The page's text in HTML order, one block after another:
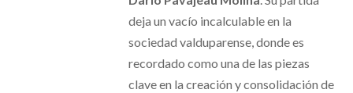
deja un vacío incalculable en la
sociedad valduparense, donde es
recordado como una de las piezas
clave en la creación y consolidación de